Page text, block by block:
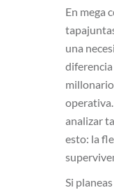
En mega
una
analizar
esto: la
Si